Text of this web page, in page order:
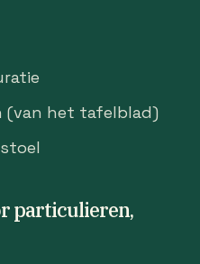
(van het tafelblad)
particulieren,